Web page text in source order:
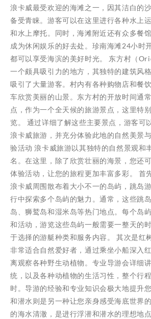
浪卡威最受欢迎的海滩之一，因其洁白的
备受青睐。游客可以在这里进行各种水上
和水上摩托。同时，海滩附近还有众多餐
成为休闲娱乐的好去处。珍南海滩24小时
都可以享受海滨的美好时光。 东方村（
一个颇具吸引力的地方，其独特的建筑风
吸引了大量游客。村内有各种购物店和餐
车欣赏美丽的山景。东方村的开放时间通
点，作为一个全天候的旅游景点，这里特
览。 通过详细了解这些主要景点，游客可
浪卡威旅游，并充分体验此地的自然美景
验活动 浪卡威旅游以其独特的自然景观和
名。在这里，除了欣赏壮丽的海景，您还
体验活动，让您的旅程更加丰富多彩。 首
浪卡威周围散布着大小不一的岛屿，跳岛
行中探索多个岛屿的魅力。通常，这些跳
岛、狮鹫岛和湿米岛等热门地点。每个岛
和活动，游览这些岛屿一般需要一整天的
于选择的游艇种类和服务内容。 其次是红
非常适合自然爱好者，通过乘坐小船深入
离观察各种野生动植物。专业导游会详细
统，以及各种动植物的生活习性，整个行
时。导游的经验和专业知识会极大地提升
和潜水则是另一种让您亲身感受海底世界
的海水清澈，是进行浮潜和潜水的理想地